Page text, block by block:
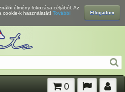
Elfogadom
élmény fokozása céljából. Az
cookie-k használatát! További
0